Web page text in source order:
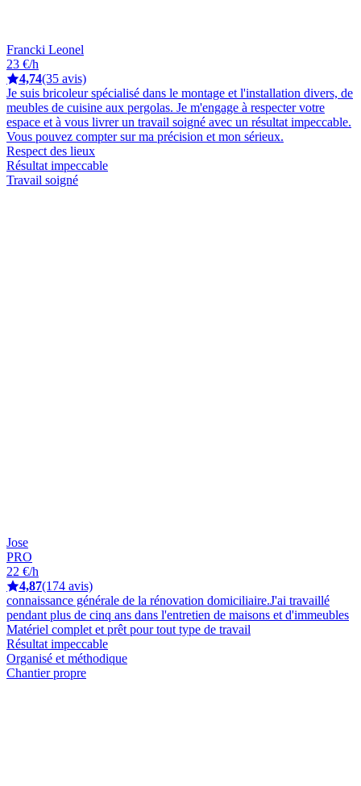
Francki Leonel
23 €/h
4,74(35 avis)
Je suis bricoleur spécialisé dans le montage et l'installation divers, de
meubles de cuisine aux pergolas. Je m'engage à respecter votre
espace et à vous livrer un travail soigné avec un résultat impeccable.
Vous pouvez compter sur ma précision et mon sérieux.
Respect des lieux
Résultat impeccable
Travail soigné
Jose
PRO
22 €/h
4,87(174 avis)
connaissance générale de la rénovation domiciliaire.J'ai travaillé
pendant plus de cinq ans dans l'entretien de maisons et d'immeubles
Matériel complet et prêt pour tout type de travail
Résultat impeccable
Organisé et méthodique
Chantier propre